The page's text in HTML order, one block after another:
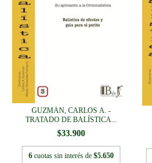
GUZMÁN, CARLOS A. -
TRATADO DE BALÍSTICA...
$33.900
6 cuotas sin interés de $5.650